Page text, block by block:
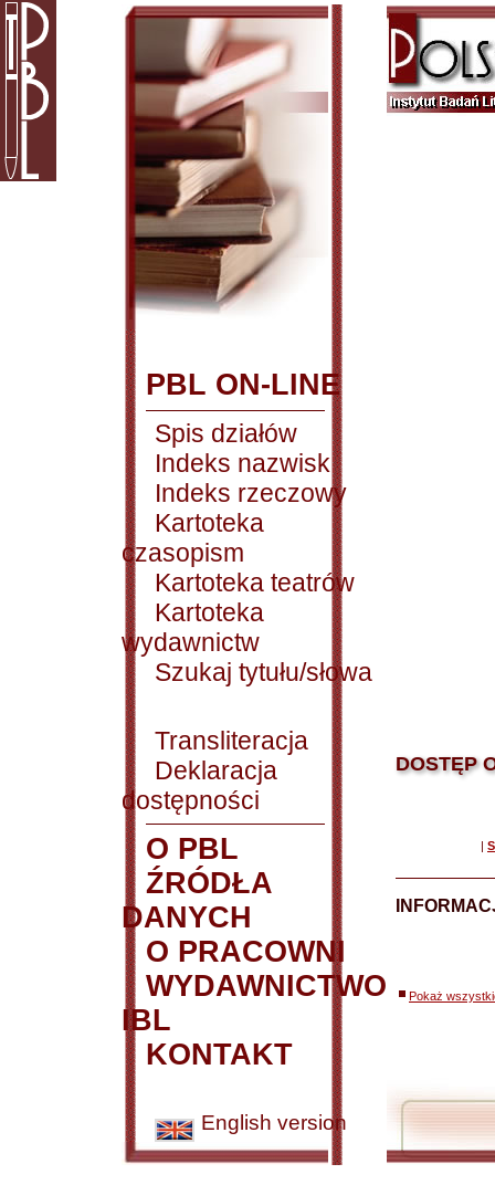
PBL ON-LINE
Spis działów
Indeks nazwisk
Indeks rzeczowy
Kartoteka
czasopism
Kartoteka teatrów
Kartoteka
wydawnictw
Szukaj tytułu/słowa
Transliteracja
Deklaracja
dostępności
O PBL
ŹRÓDŁA
DANYCH
O PRACOWNI
WYDAWNICTWO
IBL
KONTAKT
English version
DOSTĘP
|
Pokaż